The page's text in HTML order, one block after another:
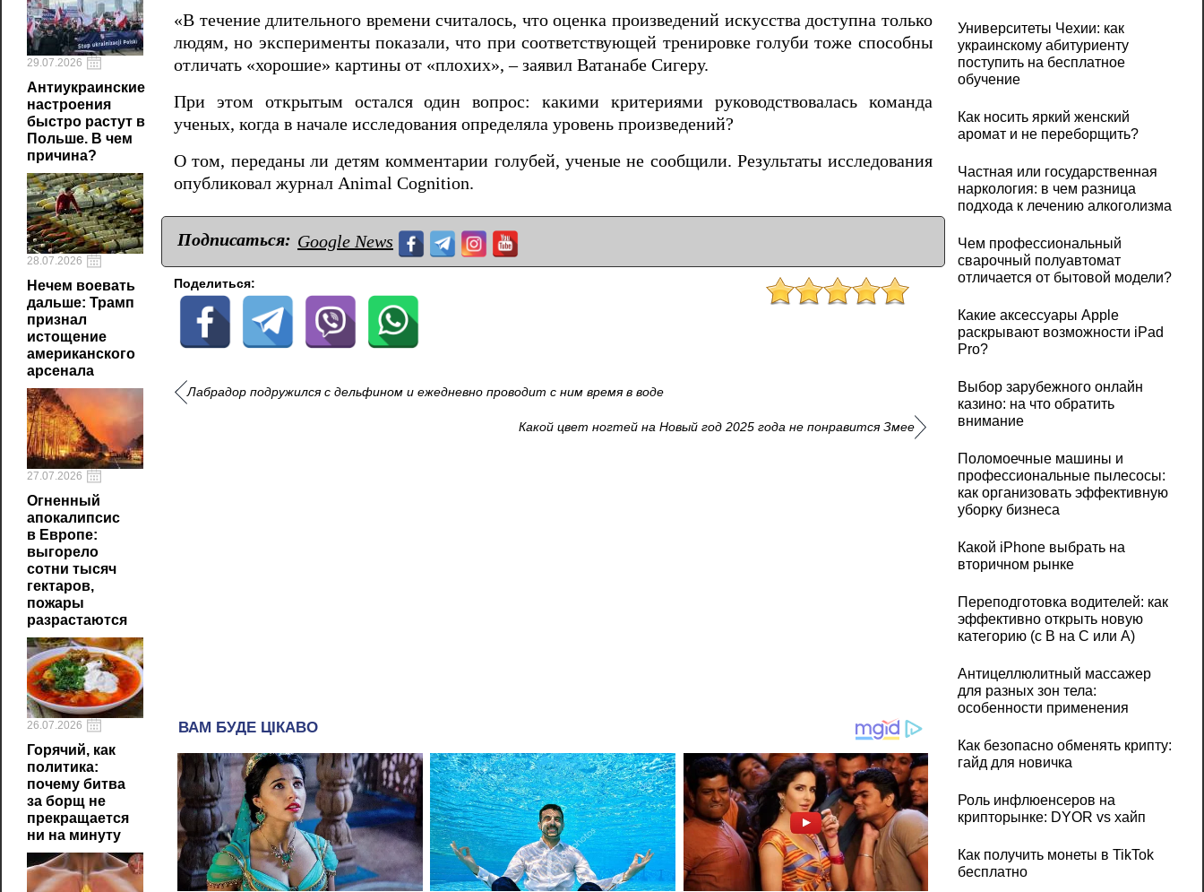
29.07.2026
Антиукраинские
настроения
быстро растут в
Польше. В чем
причина?
28.07.2026
Нечем воевать
дальше: Трамп
признал
истощение
американского
арсенала
27.07.2026
Огненный
апокалипсис
в Европе:
выгорело
сотни тысяч
гектаров,
пожары
разрастаются
26.07.2026
Горячий, как
политика:
почему битва
за борщ не
прекращается
ни на минуту
«В течение длительного времени считалось, что оценка произведений искусства доступна только
людям, но эксперименты показали, что при соответствующей тренировке голуби тоже способны
отличать «хорошие» картины от «плохих», – заявил Ватанабе Сигеру.
При этом открытым остался один вопрос: какими критериями руководствовалась команда
ученых, когда в начале исследования определяла уровень произведений?
О том, переданы ли детям комментарии голубей, ученые не сообщили. Результаты исследования
опубликовал журнал Animal Cognition.
Подписаться: Google News
Поделиться:
Лабрадор подружился с дельфином и ежедневно проводит с ним время в воде
Какой цвет ногтей на Новый год 2025 года не понравится Змее
Университеты Чехии: как
украинскому абитуриенту
поступить на бесплатное
обучение
Как носить яркий женский
аромат и не переборщить?
Частная или государственная
наркология: в чем разница
подхода к лечению алкоголизма
Чем профессиональный
сварочный полуавтомат
отличается от бытовой модели?
Какие аксессуары Apple
раскрывают возможности iPad
Pro?
Выбор зарубежного онлайн
казино: на что обратить
внимание
Поломоечные машины и
профессиональные пылесосы:
как организовать эффективную
уборку бизнеса
Какой iPhone выбрать на
вторичном рынке
Переподготовка водителей: как
эффективно открыть новую
категорию (с B на C или А)
Антицеллюлитный массажер
для разных зон тела:
особенности применения
Как безопасно обменять крипту:
гайд для новичка
Роль инфлюенсеров на
крипторынке: DYOR vs хайп
Как получить монеты в TikTok
бесплатно